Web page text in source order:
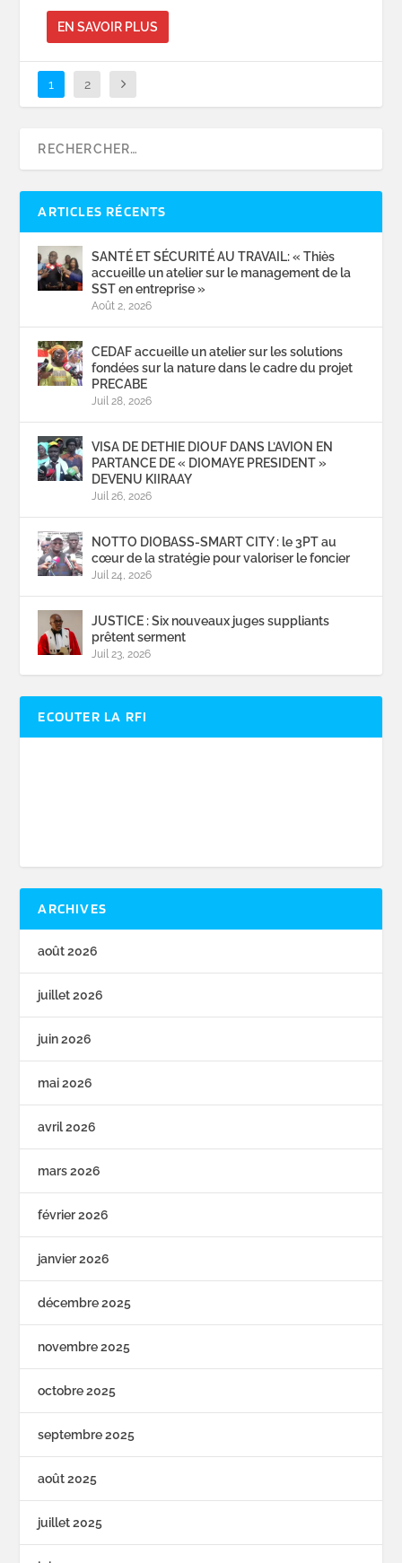
EN SAVOIR PLUS
1 2
ARTICLES RÉCENTS
SANTÉ ET SÉCURITÉ AU TRAVAIL: « Thiès
accueille un atelier sur le management de la
SST en entreprise »
Août 2, 2026
CEDAF accueille un atelier sur les solutions
fondées sur la nature dans le cadre du projet
PRECABE
Juil 28, 2026
VISA DE DETHIE DIOUF DANS L’AVION EN
PARTANCE DE « DIOMAYE PRESIDENT »
DEVENU KIIRAAY
Juil 26, 2026
NOTTO DIOBASS-SMART CITY : le 3PT au
cœur de la stratégie pour valoriser le foncier
Juil 24, 2026
JUSTICE : Six nouveaux juges suppliants
prêtent serment
Juil 23, 2026
ECOUTER LA RFI
ARCHIVES
août 2026
juillet 2026
juin 2026
mai 2026
avril 2026
mars 2026
février 2026
janvier 2026
décembre 2025
novembre 2025
octobre 2025
septembre 2025
août 2025
juillet 2025